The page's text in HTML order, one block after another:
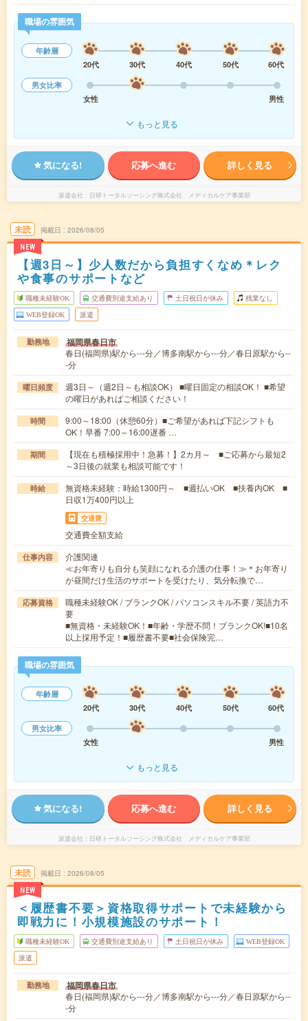
職場の雰囲気
年齢層
20代
30代 40代 50代
60代
男女比率
女性
男性
もっと見る
気になる! 応募へ進む 詳しく見る
派遣会社 日研トータルソーシング株式会社 メディカルケア事業部
未読
NEW
掲載日 2026/08/05
【週3日～】少人数だから負担すくなめ＊レク
や食事のサポートなど
職種未経験OK 交通費別途支給あり 土日祝日が休み 残業なし
WEB登録OK 派遣
勤務地 福岡県春日市
春日(福岡県)駅から---分／博多南駅から---分／春日原駅から--
-分
曜日頻度
週3日～（週2日～も相談OK） ■曜日固定の相談OK！ ■希望
の曜日があればご相談ください！
時間
9:00～18:00（休憩60分）■ご希望があれば下記シフトも
OK！早番 7:00～16:00遅番 …
期間
【現在も積極採用中！急募！】2カ月～ ■ご応募から最短2
～3日後の就業も相談可能です！
時給
無資格未経験：時給1300円～ ■週払いOK ■扶養内OK ■
日収1万400円以上
交通費
交通費全額支給
仕事内容
介護関連
≪お年寄りも自分も笑顔になれる介護の仕事！≫＊お年寄り
が昼間だけ生活のサポートを受けたり、気分転換で…
応募資格
職種未経験OK / ブランクOK / パソコンスキル不要 / 英語力不
要
■無資格・未経験OK！■年齢・学歴不問！ブランクOK!■10名
以上採用予定！■履歴書不要■社会保険完…
職場の雰囲気
年齢層
20代
30代 40代 50代
60代
男女比率
女性
男性
もっと見る
気になる! 応募へ進む 詳しく見る
派遣会社 日研トータルソーシング株式会社 メディカルケア事業部
未読
NEW
掲載日 2026/08/05
＜履歴書不要＞資格取得サポートで未経験から
即戦力に！小規模施設のサポート！
職種未経験OK 交通費別途支給あり 土日祝日が休み WEB登録OK
派遣
勤務地 福岡県春日市
春日(福岡県)駅から---分／博多南駅から---分／春日原駅から--
-分